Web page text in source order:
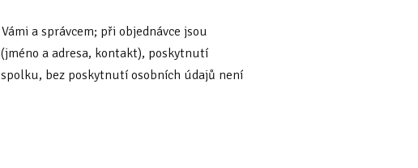
a správcem; při objednávce jsou
a adresa, kontakt), poskytnutí
bez poskytnutí osobních údajů není